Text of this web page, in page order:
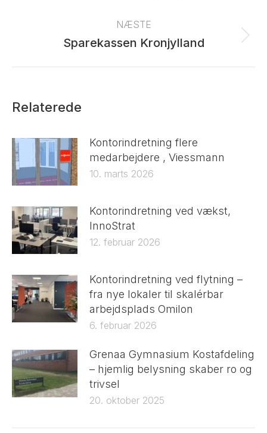
NÆSTE
Next
Sparekassen Kronjylland
Relaterede
Kontorindretning flere
medarbejdere , Viessmann
10. marts 2026
Kontorindretning ved vækst,
InnoStrat
12. februar 2026
Kontorindretning ved flytning –
fra nye lokaler til skalérbar
arbejdsplads Omilon
6. februar 2026
Grenaa Gymnasium Kostafdeling
– hjemlig belysning skaber ro og
trivsel
20. oktober 2025